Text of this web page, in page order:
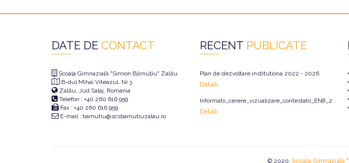
DATE DE CONTACT
Școala Gimnazială "Simion Bărnuțiu" Zalău
B-dul Mihai Viteazul, Nr.3
Zalău, Jud.Salaj, Romania
Telefon : +40 260 616 959
Fax : +40 260 616 959
E-mail : barnutiu@scsbarnutiuzalau.ro
RECENT PUBLICATE
Plan de dezvoltare institutiona 2022 - 2026
Detalii
Informatii_cerere_vizualizare_contestatii_EN8_2026
Detalii
© 2020. Școala Gimnazială